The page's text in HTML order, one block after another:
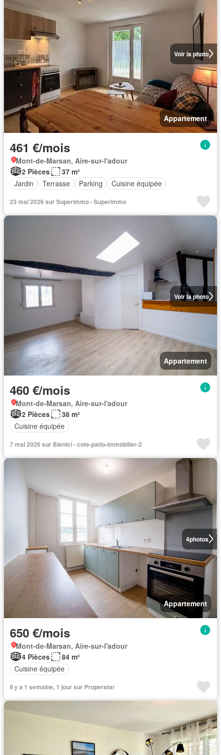
Voir la photo
Appartement
461 €/mois
Mont-de-Marsan, Aire-sur-l'adour
2 Pièces
37 m²
Jardin
Terrasse Parking Cuisine équipée
23 mai 2026 sur Superimmo - Superimmo
Voir la photo
Appartement
460 €/mois
Mont-de-Marsan, Aire-sur-l'adour
2 Pièces
38 m²
Cuisine équipée
7 mai 2026 sur Bienici - cote-patio-immobilier-2
4photos
Appartement
650 €/mois
Mont-de-Marsan, Aire-sur-l'adour
4 Pièces
84 m²
Cuisine équipée
Il y a 1 semaine, 1 jour sur Properstar